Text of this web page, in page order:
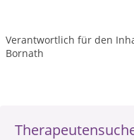
Verantwortlich für den
Bornath